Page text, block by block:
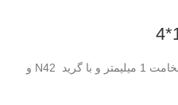
آهنربای نئودیمیوم با قطر 4 میلیمتر و ضخامت 1 میلیمتر و با گرید N42 و